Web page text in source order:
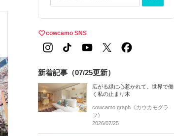
cowcamo SNS
新着記事（07/25更新）
広がる緑に心惹かれて。世界で働
く私の止まり木
cowcamo graph《カウカモグラ
フ》
2026/07/25